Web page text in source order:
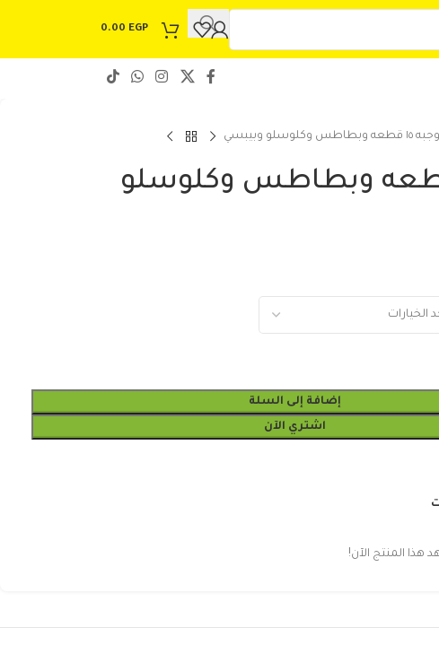
0.00 EGP
وجبه ١٥ قطعه وبطاطس وكلوسلو وبيبسي
١٥ قطعه وبطاطس وكلوسلو
إضافة إلى السلة
اشتري الآن
المنتج الآن!